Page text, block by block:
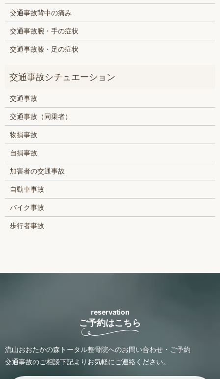
交通事故背中の痛み
交通事故腕・手の症状
交通事故膝・足の症状
交通事故
交通事故（同乗者）
物損事故
自損事故
加害者の交通事故
自動車事故
バイク事故
歩行者事故
reservation
ご予約はこちら
流山おおたかの森トータル整骨院へのお問い合わせ・ご予約
交通事故のご相談下記よりお気軽にご連絡ください。